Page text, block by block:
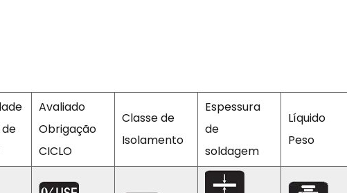
Avaliado
Obrigação
CICLO
Classe de
Isolamento
Espessura
de
soldagem
Líquido
Peso